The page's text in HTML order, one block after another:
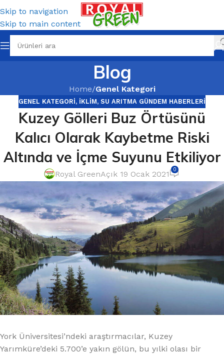
Skip to navigation
Skip to main content
Blog
Home/Genel Kategori
GENEL KATEGORI, İKLIM, SU ARITMA GÜNDEM HABERLERI
Kuzey Gölleri Buz Örtüsünü
Kalıcı Olarak Kaybetme Riski
Altında ve İçme Suyunu Etkiliyor
Royal GreenAçık 19 Ocak 2021 0
York Üniversitesi’ndeki araştırmacılar, Kuzey
Yarımküre’deki 5.700’e yakın gölün, bu yılki olası bir